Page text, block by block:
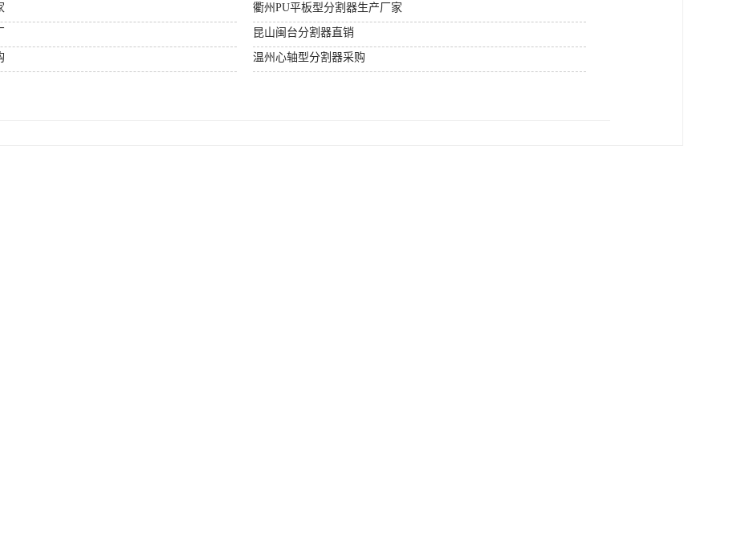
衢州PU平板型分割器生产厂家
昆山闽台分割器直销
温州心轴型分割器采购